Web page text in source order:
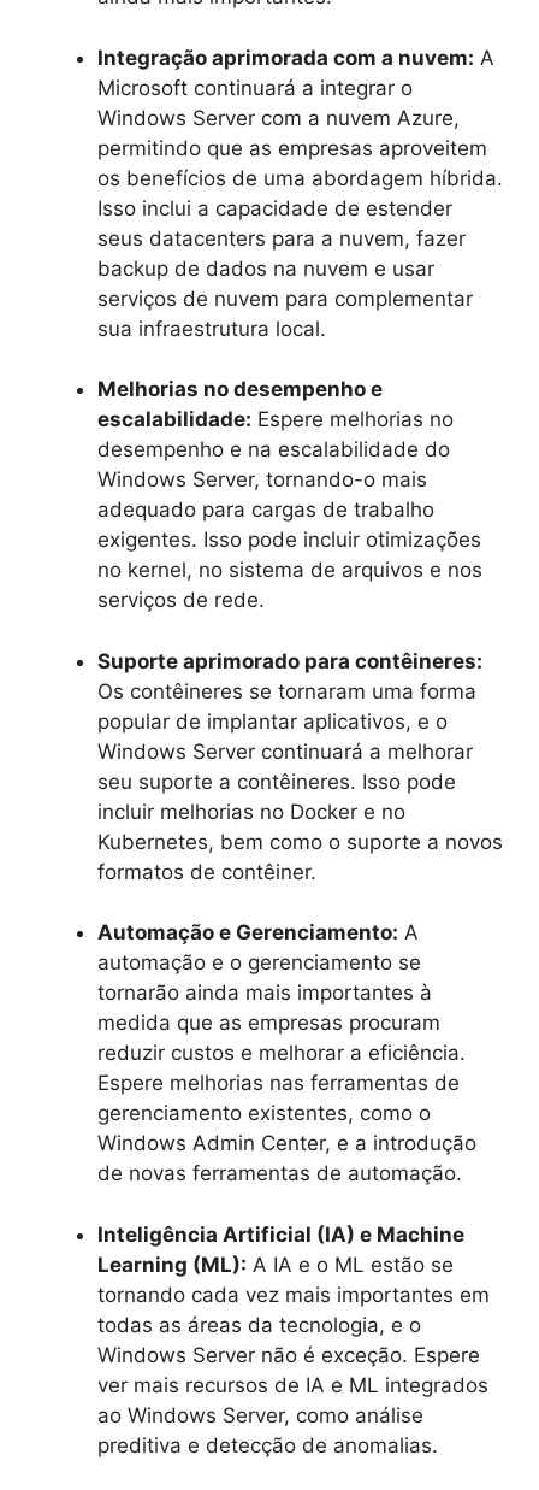
Integração aprimorada com a nuvem: A
Microsoft continuará a integrar o
Windows Server com a nuvem Azure,
permitindo que as empresas aproveitem
os benefícios de uma abordagem híbrida.
Isso inclui a capacidade de estender
seus datacenters para a nuvem, fazer
backup de dados na nuvem e usar
serviços de nuvem para complementar
sua infraestrutura local.
Melhorias no desempenho e
escalabilidade: Espere melhorias no
desempenho e na escalabilidade do
Windows Server, tornando-o mais
adequado para cargas de trabalho
exigentes. Isso pode incluir otimizações
no kernel, no sistema de arquivos e nos
serviços de rede.
Suporte aprimorado para contêineres:
Os contêineres se tornaram uma forma
popular de implantar aplicativos, e o
Windows Server continuará a melhorar
seu suporte a contêineres. Isso pode
incluir melhorias no Docker e no
Kubernetes, bem como o suporte a novos
formatos de contêiner.
Automação e Gerenciamento: A
automação e o gerenciamento se
tornarão ainda mais importantes à
medida que as empresas procuram
reduzir custos e melhorar a eficiência.
Espere melhorias nas ferramentas de
gerenciamento existentes, como o
Windows Admin Center, e a introdução
de novas ferramentas de automação.
Inteligência Artificial (IA) e Machine
Learning (ML): A IA e o ML estão se
tornando cada vez mais importantes em
todas as áreas da tecnologia, e o
Windows Server não é exceção. Espere
ver mais recursos de IA e ML integrados
ao Windows Server, como análise
preditiva e detecção de anomalias.